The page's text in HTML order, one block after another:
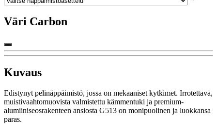
Väri Carbon
Kuvaus
Edistynyt pelinäppäimistö, jossa on mekaaniset kytkimet. Irrotettava,
muistivaahtomuovista valmistettu kämmentuki ja premium-
alumiiniseosrakenteen ansiosta G513 on monipuolinen ja luokkansa
paras.